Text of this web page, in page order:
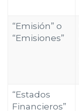
“Emisión” o
“Emisiones”
“Estados
Financieros”